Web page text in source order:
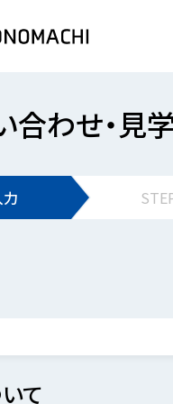
わせ・見
力
て